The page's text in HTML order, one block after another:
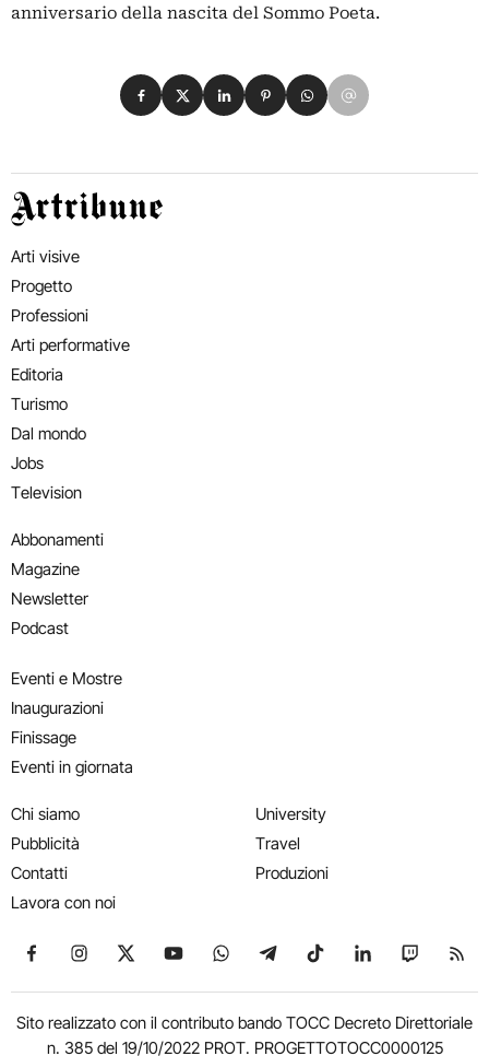
anniversario della nascita del Sommo Poeta.
Condividi su Facebook
Condividi su X
Condividi su LinkedIn
Condividi su Pinterest
Condividi su WhatsApp
Condividi su Email
Artribune
Arti visive
Progetto
Professioni
Arti performative
Editoria
Turismo
Dal mondo
Jobs
Television
Abbonamenti
Magazine
Newsletter
Podcast
Eventi e Mostre
Inaugurazioni
Finissage
Eventi in giornata
Chi siamo
Pubblicità
Contatti
Lavora con noi
University
Travel
Produzioni
Seguici su Facebook
Seguici su Instagram
Seguici su X
Seguici su YouTube
Seguici su WhatsApp
Seguici su Telegram
Seguici su TikTok
Seguici su
Seguici
Sito realizzato con il contributo bando TOCC Decreto Direttoriale
n. 385 del 19/10/2022 PROT. PROGETTOTOCC0000125